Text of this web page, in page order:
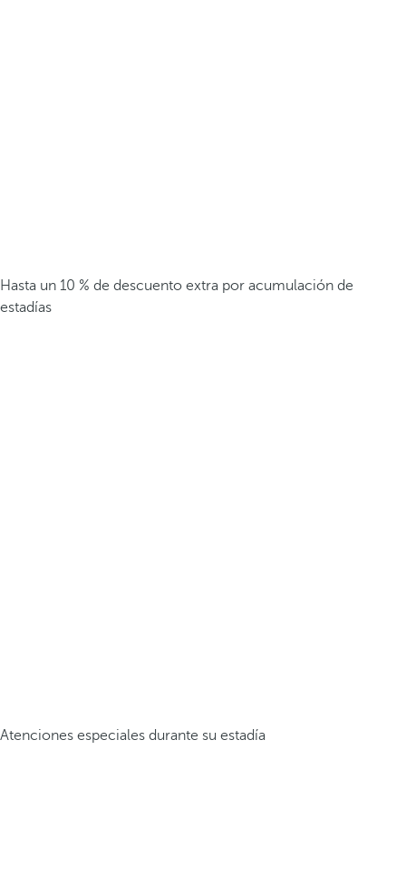
Hasta un 10 % de descuento extra por acumulación de
estadías
Atenciones especiales durante su estadía